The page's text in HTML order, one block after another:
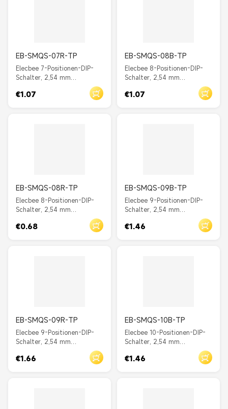
EB-SMQS-07R-TP
Elecbee 7-Positionen-DIP-
Schalter, 2,54 mm
Rastermaß, Durchgangsloch,
gerader Schieber, Rot
€1.07
EB-SMQS-08B-TP
Elecbee 8-Positionen-DIP-
Schalter, 2,54 mm
Rastermaß, Durchgangsloch,
gerader Schieber, Blau
€1.07
EB-SMQS-08R-TP
Elecbee 8-Positionen-DIP-
Schalter, 2,54 mm
Rastermaß, Durchgangsloch,
gerader Schieber, Rot
€0.68
EB-SMQS-09B-TP
Elecbee 9-Positionen-DIP-
Schalter, 2,54 mm
Rastermaß, Durchgangsloch,
gerader Schieber, Blau
€1.46
EB-SMQS-09R-TP
Elecbee 9-Positionen-DIP-
Schalter, 2,54 mm
Rastermaß, Durchgangsloch,
gerader Schieber, Rot
€1.66
EB-SMQS-10B-TP
Elecbee 10-Positionen-DIP-
Schalter, 2,54 mm
Rastermaß, Durchgangsloch,
gerader Schieber, Blau
€1.46